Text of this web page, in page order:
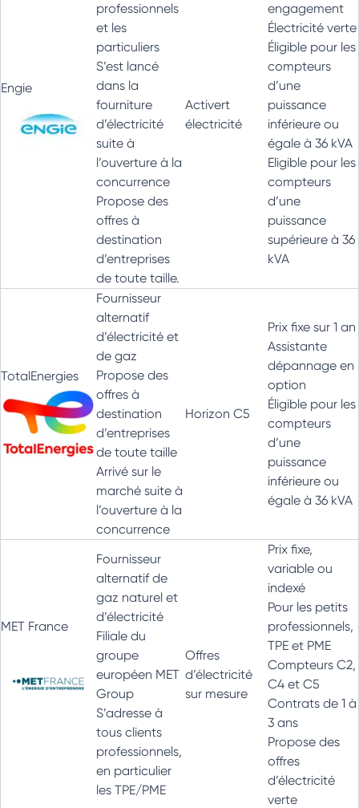
Engie
professionnels
et les
particuliers
S’est lancé
dans la
fourniture
d’électricité
suite à
l’ouverture à la
concurrence
Propose des
offres à
destination
d’entreprises
de toute taille.
Activert
électricité
engagement
Électricité verte
Éligible pour les
compteurs
d’une
puissance
inférieure ou
égale à 36 kVA
Eligible pour les
compteurs
d’une
puissance
supérieure à 36
kVA
TotalEnergies
Fournisseur
alternatif
d’électricité et
de gaz
Propose des
offres à
destination
d’entreprises
de toute taille
Arrivé sur le
marché suite à
l’ouverture à la
concurrence
Horizon C5
Prix fixe sur 1 an
Assistante
dépannage en
option
Éligible pour les
compteurs
d’une
puissance
inférieure ou
égale à 36 kVA
MET France
Fournisseur
alternatif de
gaz naturel et
d’électricité
Filiale du
groupe
européen MET
Group
S’adresse à
tous clients
professionnels,
en particulier
les TPE/PME
Offres
d’électricité
sur mesure
Prix fixe,
variable ou
indexé
Pour les petits
professionnels,
TPE et PME
Compteurs C2,
C4 et C5
Contrats de 1 à
3 ans
Propose des
offres
d’électricité
verte